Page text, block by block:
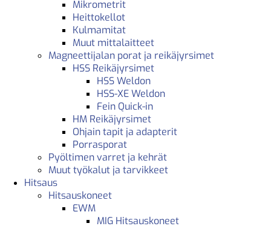
Mikrometrit
Heittokellot
Kulmamitat
Muut mittalaitteet
Magneettijalan porat ja reikäjyrsimet
HSS Reikäjyrsimet
HSS Weldon
HSS-XE Weldon
Fein Quick-in
HM Reikäjyrsimet
Ohjain tapit ja adapterit
Porrasporat
Pyöltimen varret ja kehrät
Muut työkalut ja tarvikkeet
Hitsaus
Hitsauskoneet
EWM
MIG Hitsauskoneet